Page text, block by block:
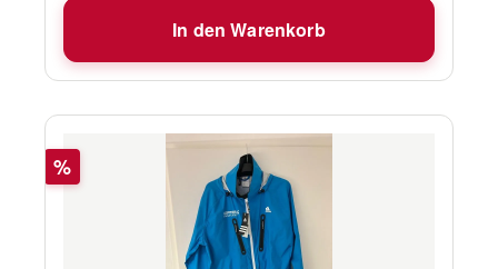
In den Warenkorb
Rabatt
%